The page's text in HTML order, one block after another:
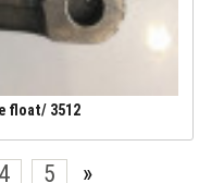
float/ 3512
4 5 »